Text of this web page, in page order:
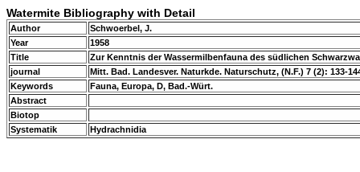
Watermite Bibliography with Detail
Author
Schwoerbel, J.
Year
1958
Title
Zur Kenntnis der Wassermilbenfauna des südlichen
journal
Mitt. Bad. Landesver. Naturkde. Naturschutz, (N.F.) 7 (2): 133-
Keywords
Fauna, Europa, D, Bad.-Würt.
Abstract
Biotop
Systematik
Hydrachnidia